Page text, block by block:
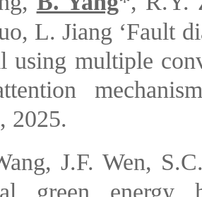
L. Jiang ‘Fault
using multiple
mechanism
2025.
J.F. Wen,